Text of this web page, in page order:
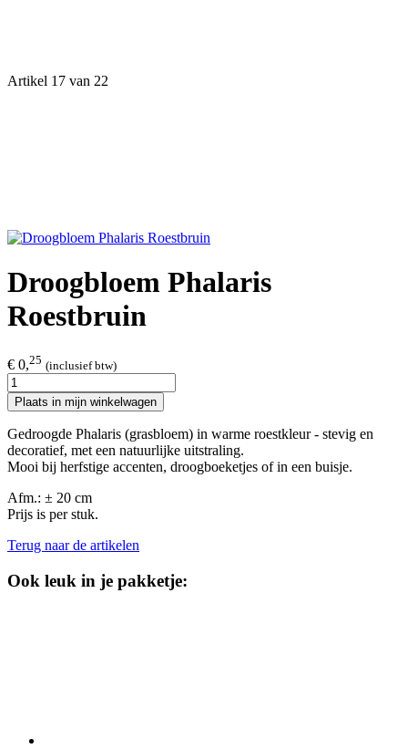
Artikel 17 van 22
Droogbloem Phalaris
Roestbruin
€ 0,25 (inclusief btw)
Plaats in mijn winkelwagen
Gedroogde Phalaris (grasbloem) in warme roestkleur - stevig en
decoratief, met een natuurlijke uitstraling.
Mooi bij herfstige accenten, droogboeketjes of in een buisje.
Afm.: ± 20 cm
Prijs is per stuk.
Terug naar de artikelen
Ook leuk in je pakketje: